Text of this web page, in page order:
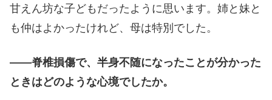
甘えん坊な子どもだったように思います。姉と妹と
も仲はよかったけれど、母は特別でした。
――脊椎損傷で、半身不随になったことが分かった
ときはどのような心境でしたか。